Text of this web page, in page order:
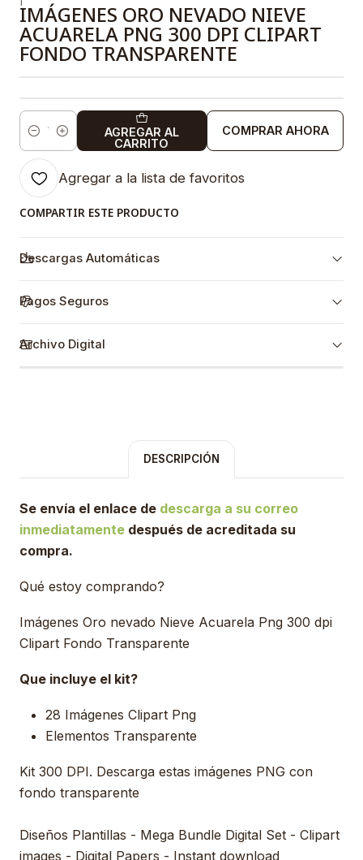
IMÁGENES ORO NEVADO NIEVE
ACUARELA PNG 300 DPI CLIPART
FONDO TRANSPARENTE
Cantidad
AGREGAR AL
CARRITO
COMPRAR AHORA
Agregar a la lista de favoritos
COMPARTIR ESTE PRODUCTO
Descargas Automáticas
Pagos Seguros
Archivo Digital
DESCRIPCIÓN
Se envía el enlace de descarga a su correo
inmediatamente después de acreditada su
compra.
Qué estoy comprando?
Imágenes Oro nevado Nieve Acuarela Png 300 dpi
Clipart Fondo Transparente
Que incluye el kit?
28 Imágenes Clipart Png
Elementos Transparente
Kit 300 DPI. Descarga estas imágenes PNG con
fondo transparente
Diseños Plantillas - Mega Bundle Digital Set - Clipart
images - Digital Papers - Instant download